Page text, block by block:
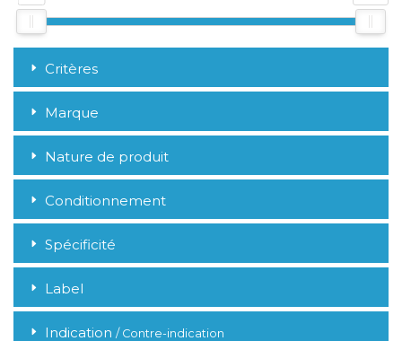
Critères
Marque
Nature de produit
Conditionnement
Spécificité
Label
Indication / Contre-indication